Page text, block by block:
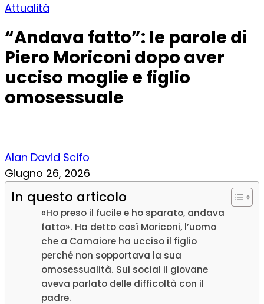
Attualità
“Andava fatto”: le parole di
Piero Moriconi dopo aver
ucciso moglie e figlio
omosessuale
Alan David Scifo
Giugno 26, 2026
In questo articolo
«Ho preso il fucile e ho sparato, andava
fatto». Ha detto così Moriconi, l’uomo
che a Camaiore ha ucciso il figlio
perché non sopportava la sua
omosessualità. Sui social il giovane
aveva parlato delle difficoltà con il
padre.